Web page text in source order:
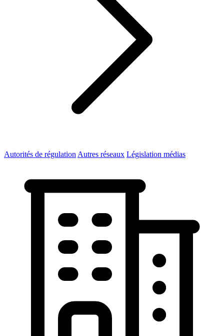
Autorités de régulation Autres réseaux Législation médias